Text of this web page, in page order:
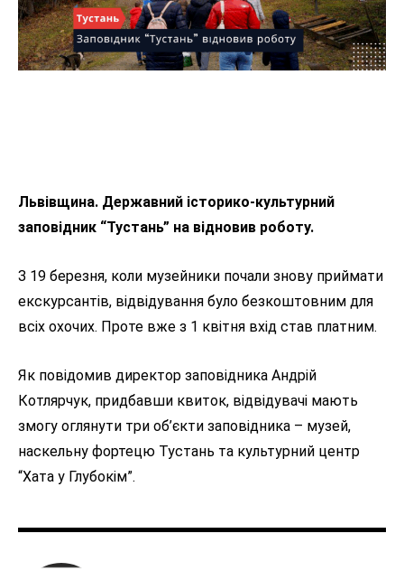
Львівщина. Державний історико-культурний
заповідник “Тустань” на відновив роботу.
З 19 березня, коли музейники почали знову приймати
екскурсантів, відвідування було безкоштовним для
всіх охочих. Проте вже з 1 квітня вхід став платним.
Як повідомив директор заповідника Андрій
Котлярчук, придбавши квиток, відвідувачі мають
змогу оглянути три об’єкти заповідника – музей,
наскельну фортецю Тустань та культурний центр
“Хата у Глубокім”.